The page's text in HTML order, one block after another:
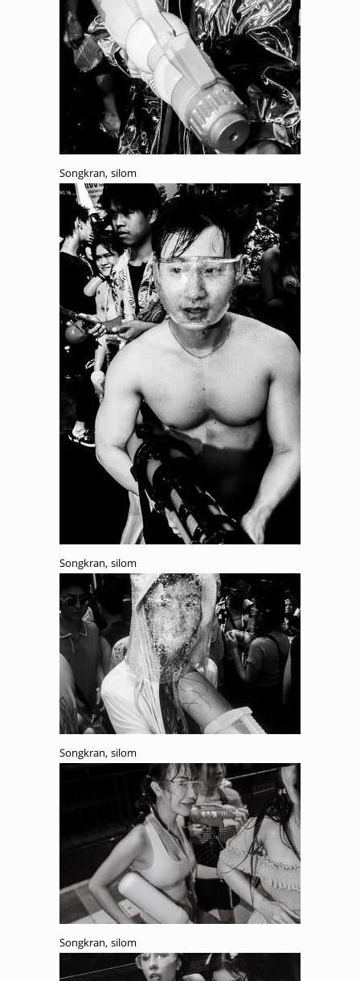
Songkran, silom
Songkran, silom
Songkran, silom
Songkran, silom